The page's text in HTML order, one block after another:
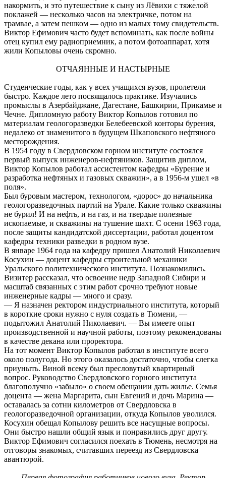
накормить, и это путешествие к сыну из Лёвихи с тяжелой
поклажей — несколько часов на электричке, потом на
трамвае, а затем пешком — одно из малых тому свидетельств.
Виктор Ефимович часто будет вспоминать, как после войны
отец купил ему радиоприемник, а потом фотоаппарат, хотя
жили Копыловы очень скромно.
ОТЧАЯННЫЕ И НАСТЫРНЫЕ
Студенческие годы, как у всех учащихся вузов, пролетели
быстро. Каждое лето посвящалось практике. Изучались
промыслы в Азербайджане, Дагестане, Башкирии, Прикамье и
Чечне. Дипломную работу Виктор Копылов готовил по
материалам геологоразведки Белебеевской конторы бурения,
недалеко от знаменитого в будущем Шкаповского нефтяного
месторождения.
В 1954 году в Свердловском горном институте состоялся
первый выпуск инженеров-нефтяников. Защитив диплом,
Виктор Копылов работал ассистентом кафедры «Бурение и
разработка нефтяных и газовых скважин», а в 1956-м ушел «в
поля».
Был буровым мастером, технологом, «дорос» до начальника
геологоразведочных партий на Урале. Какие только скважины
не бурил! И на нефть, и на газ, и на твердые полезные
ископаемые, и скважины на тушение шахт. С осени 1963 года,
после защиты кандидатской диссертации, работал доцентом
кафедры техники разведки в родном вузе.
В январе 1964 года на кафедру пришел Анатолий Николаевич
Косухин — доцент кафедры строительной механики
Уральского политехнического института. Познакомились.
Визитер рассказал, что освоение недр Западной Сибири и
масштаб связанных с этим работ срочно требуют новые
инженерные кадры — много и сразу.
— Я назначен ректором индустриального института, который
в короткие сроки нужно с нуля создать в Тюмени, —
подытожил Анатолий Николаевич. — Вы имеете опыт
производственной и научной работы, поэтому рекомендованы
в качестве декана или проректора.
На тот момент Виктор Копылов работал в институте всего
около полугода. Но этого оказалось достаточно, чтобы слегка
приуныть. Виной всему был пресловутый квартирный
вопрос. Руководство Свердловского горного института
благополучно «забыло» о своем обещании дать жилье. Семья
доцента — жена Маргарита, сын Евгений и дочь Марина —
оставалась за сотни километров от Свердловска в
геологоразведочной организации, откуда Копылов уволился.
Косухин обещал Копылову решить все насущные вопросы.
Они быстро нашли общий язык и понравились друг другу.
Виктор Ефимович согласился поехать в Тюмень, несмотря на
отговоры знакомых, считавших переезд из Свердловска
авантюрой.